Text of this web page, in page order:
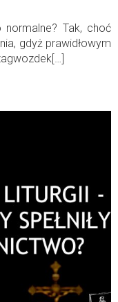
Tak, choć
gdyż prawidłowym